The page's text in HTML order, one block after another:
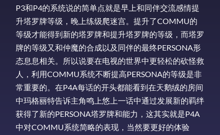
P3和P4的系统说的简单点就是早上和同伴交流感情提
升塔罗牌等级，晚上练级爬迷宫。提升了COMMU的
等级才能得到新的塔罗牌和提升塔罗牌的等级，而塔罗
牌的等级又和仲魔的合成以及同伴的最终PERSONA形
态息息相关。所以说要在电视的世界中更轻松的砍怪救
人，利用COMMU系统不断提高PERSONA的等级是非
常重要的。在P4A每话的开头都能看到在天鹅绒的房间
中玛格丽特告诉主角鸣上悠上一话中通过发展新的羁绊
获得了新的PERSONA塔罗牌和能力，这其实就是P4A
中对COMMU系统简略的表现，当然要更好的体验